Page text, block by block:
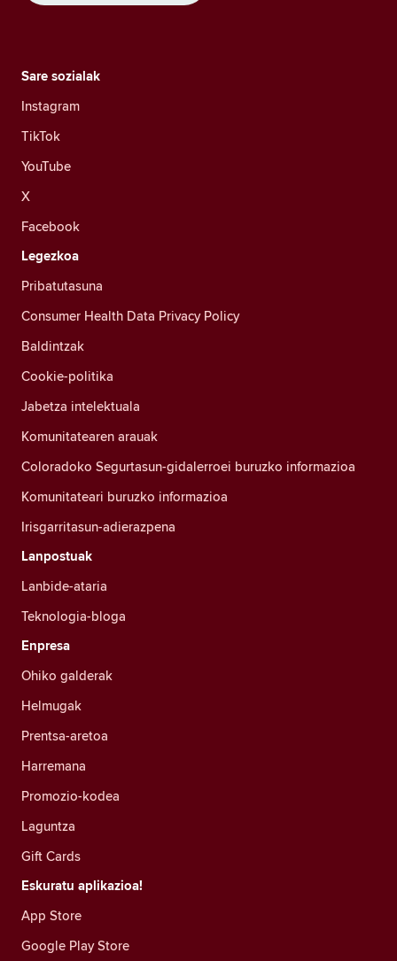
Sare sozialak
Instagram
TikTok
YouTube
X
Facebook
Legezkoa
Pribatutasuna
Consumer Health Data Privacy Policy
Baldintzak
Cookie-politika
Jabetza intelektuala
Komunitatearen arauak
Coloradoko Segurtasun-gidalerroei buruzko informazioa
Komunitateari buruzko informazioa
Irisgarritasun-adierazpena
Lanpostuak
Lanbide-ataria
Teknologia-bloga
Enpresa
Ohiko galderak
Helmugak
Prentsa-aretoa
Harremana
Promozio-kodea
Laguntza
Gift Cards
Eskuratu aplikazioa!
App Store
Google Play Store